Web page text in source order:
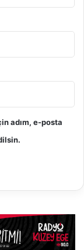
adım, e-posta